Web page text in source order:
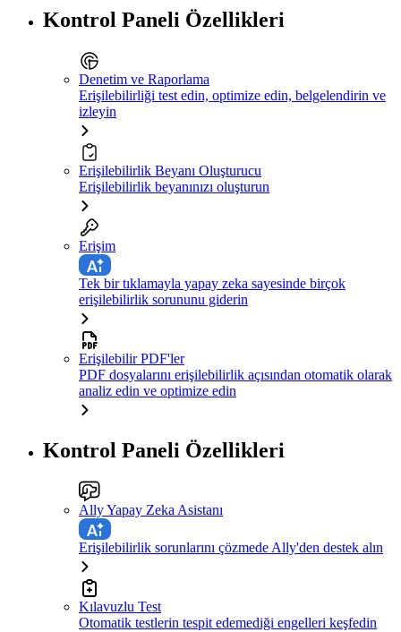
Kontrol Paneli Özellikleri
Denetim ve Raporlama
Erişilebilirliği test edin, optimize edin, belgelendirin ve
izleyin
Erişilebilirlik Beyanı Oluşturucu
Erişilebilirlik beyanınızı oluşturun
Erişim
Tek bir tıklamayla yapay zeka sayesinde birçok
erişilebilirlik sorununu giderin
Erişilebilir PDF'ler
PDF dosyalarını erişilebilirlik açısından otomatik olarak
analiz edin ve optimize edin
Kontrol Paneli Özellikleri
Ally Yapay Zeka Asistanı
Erişilebilirlik sorunlarını çözmede Ally'den destek alın
Kılavuzlu Test
Otomatik testlerin tespit edemediği engelleri keşfedin